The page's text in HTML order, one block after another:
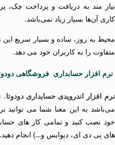
نیاز مند به دریافت و پرداخت چک،
کاری آن‌ها بسیار زیاد نمی‌باشد.
محیط به روز، ساده و بسیار سریع
متفاوت را به کاربران خود می دهد.
نرم افزار حسابداری فروشگاهی
نرم افزار اندرویدی حسابداری دودوتا،
می‌باشد به این معنا شما می توانید
خود نصب کنید و تمامی کار های
های پی دی ای، دیوایس و…) انجام دهید.